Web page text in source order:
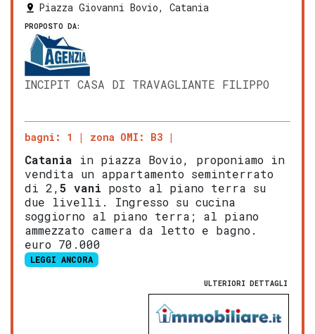
Piazza Giovanni Bovio, Catania
PROPOSTO DA:
INCIPIT CASA DI TRAVAGLIANTE FILIPPO
bagni: 1 zona OMI: B3
Catania in piazza Bovio, proponiamo in
vendita un appartamento seminterrato
di 2,5 vani posto al piano terra su
due livelli. Ingresso su cucina
soggiorno al piano terra; al piano
ammezzato camera da letto e bagno.
euro 70.000
LEGGI ANCORA
ULTERIORI DETTAGLI